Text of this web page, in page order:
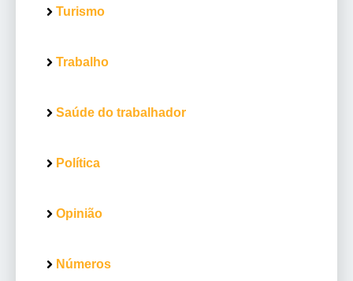
Turismo
Trabalho
Saúde do trabalhador
Política
Opinião
Números